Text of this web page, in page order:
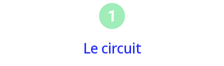
Le circuit